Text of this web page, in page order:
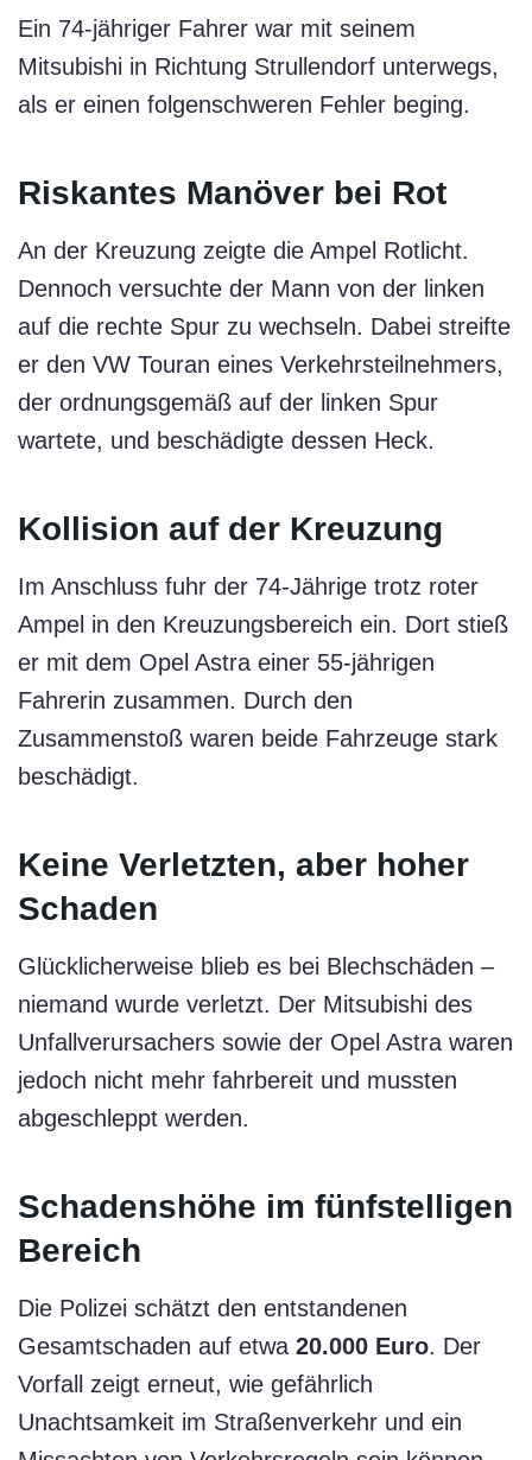
Ein 74-jähriger Fahrer war mit seinem
Mitsubishi in Richtung Strullendorf unterwegs,
als er einen folgenschweren Fehler beging.
Riskantes Manöver bei Rot
An der Kreuzung zeigte die Ampel Rotlicht.
Dennoch versuchte der Mann von der linken
auf die rechte Spur zu wechseln. Dabei streifte
er den VW Touran eines Verkehrsteilnehmers,
der ordnungsgemäß auf der linken Spur
wartete, und beschädigte dessen Heck.
Kollision auf der Kreuzung
Im Anschluss fuhr der 74-Jährige trotz roter
Ampel in den Kreuzungsbereich ein. Dort stieß
er mit dem Opel Astra einer 55-jährigen
Fahrerin zusammen. Durch den
Zusammenstoß waren beide Fahrzeuge stark
beschädigt.
Keine Verletzten, aber hoher
Schaden
Glücklicherweise blieb es bei Blechschäden –
niemand wurde verletzt. Der Mitsubishi des
Unfallverursachers sowie der Opel Astra waren
jedoch nicht mehr fahrbereit und mussten
abgeschleppt werden.
Schadenshöhe im fünfstelligen
Bereich
Die Polizei schätzt den entstandenen
Gesamtschaden auf etwa 20.000 Euro. Der
Vorfall zeigt erneut, wie gefährlich
Unachtsamkeit im Straßenverkehr und ein